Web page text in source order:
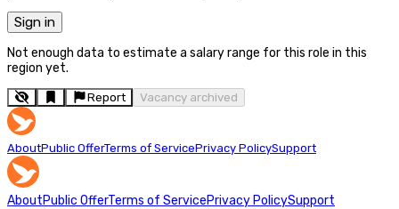
Sign in
Not enough data to estimate a salary range for this role in this
region yet.
Report Vacancy archived
AboutPublic OfferTerms of ServicePrivacy PolicySupport
AboutPublic OfferTerms of ServicePrivacy PolicySupport